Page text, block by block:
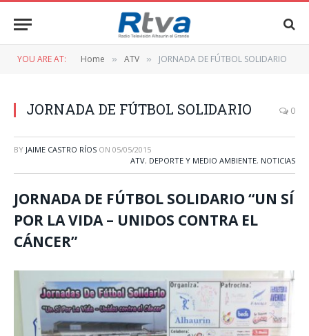
YOU ARE AT: Home » ATV » JORNADA DE FÚTBOL SOLIDARIO
JORNADA DE FÚTBOL SOLIDARIO 0
BY JAIME CASTRO RÍOS ON 05/05/2015
ATV, DEPORTE Y MEDIO AMBIENTE, NOTICIAS
JORNADA DE FÚTBOL SOLIDARIO “UN SÍ
POR LA VIDA – UNIDOS CONTRA EL
CÁNCER”